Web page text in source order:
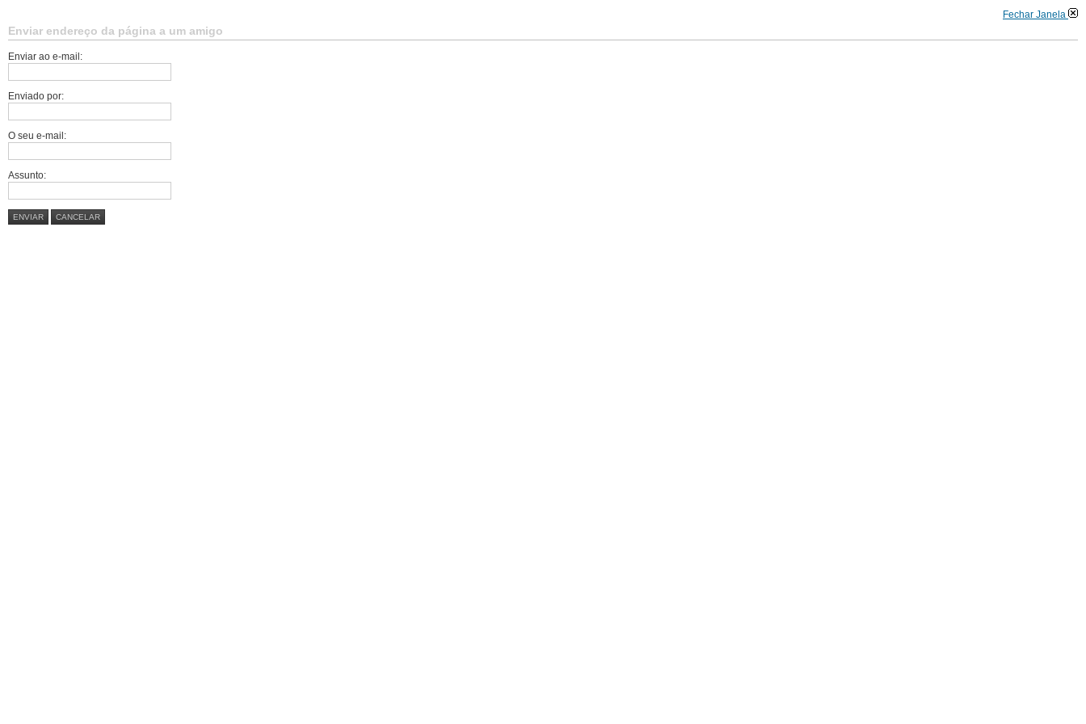
Fechar Janela
Enviar endereço da página a um amigo
Enviar ao e-mail:
Enviado por:
O seu e-mail:
Assunto:
ENVIAR CANCELAR